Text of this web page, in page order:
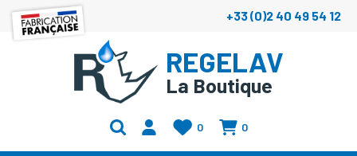
+33 (0)2 40 49 54 12
REGELAV
La Boutique
0 0